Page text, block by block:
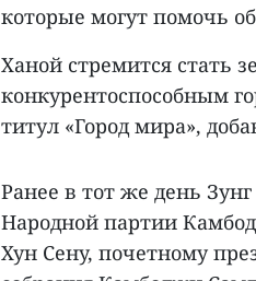
которые могут помочь
Ханой стремится стать
конкурентоспособным
титул «Город мира»,
Ранее в тот же день
Народной партии
Хун Сену, почетному